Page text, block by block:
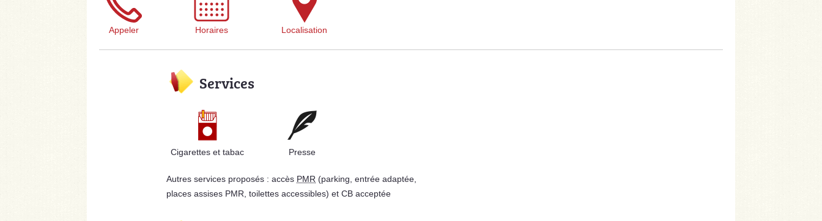
Appeler Horaires Localisation
Services
Cigarettes et tabac Presse
Autres services proposés : accès PMR (parking, entrée adaptée,
places assises PMR, toilettes accessibles) et CB acceptée